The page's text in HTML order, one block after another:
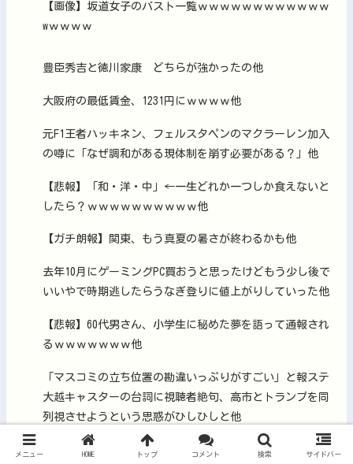
【画像】坂道女子のバスト一覧ｗｗｗｗｗｗｗｗｗｗｗｗ
wｗｗｗｗ
豊臣秀吉と徳川家康 どちらが強かったの他
大阪府の最低賃金、1231円にｗｗｗｗ他
元F1王者ハッキネン、フェルスタペンのマクラーレン加入
の噂に「なぜ調和がある現体制を崩す必要がある？」他
【悲報】「和・洋・中」←一生どれか一つしか食えないと
したら？ｗｗｗｗｗｗｗｗｗｗ他
【ガチ朗報】関東、もう真夏の暑さが終わるかも他
去年10月にゲーミングPC買おうと思ったけどもう少し後で
いいやで時期逃したらうなぎ登りに値上がりしていった他
【悲報】60代男さん、小学生に秘めた夢を語って通報され
るｗｗｗｗｗｗｗ他
「マスコミの立ち位置の勘違いっぷりがすごい」と報ステ
大越キャスターの台詞に視聴者絶句、高市とトランプを同
列視させようという思惑がひしひしと他
【閲覧注意】メキシコのインフルエンサー「今日は友達と
メニュー HOME トップ コメント 検索 サイドバー